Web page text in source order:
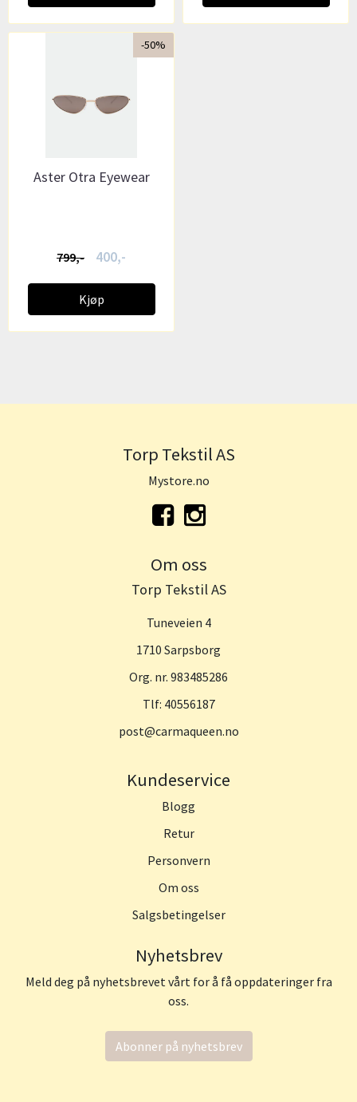
-50%
Aster Otra Eyewear
799,- 400,-
Kjøp
Torp Tekstil AS
Mystore.no
Om oss
Torp Tekstil AS
Tuneveien 4
1710 Sarpsborg
Org. nr. 983485286
Tlf: 40556187
post@carmaqueen.no
Kundeservice
Blogg
Retur
Personvern
Om oss
Salgsbetingelser
Nyhetsbrev
Meld deg på nyhetsbrevet vårt for å få oppdateringer fra
oss.
Abonner på nyhetsbrev